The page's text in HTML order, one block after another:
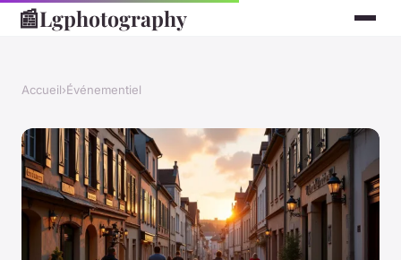
📰Lgphotography
Accueil›Événementiel